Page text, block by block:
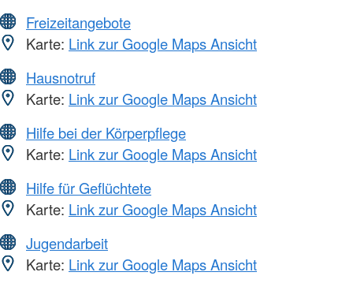
Freizeitangebote
Karte: Link zur Google Maps Ansicht
Hausnotruf
Karte: Link zur Google Maps Ansicht
Hilfe bei der Körperpflege
Karte: Link zur Google Maps Ansicht
Hilfe für Geflüchtete
Karte: Link zur Google Maps Ansicht
Jugendarbeit
Karte: Link zur Google Maps Ansicht